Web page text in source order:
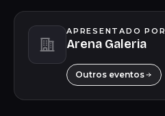
APRESENTADO POR
Arena Galeria
Outros eventos